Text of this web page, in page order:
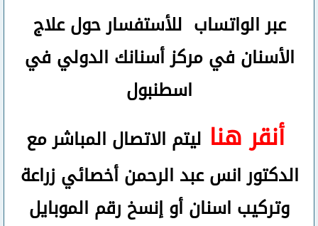
عبر الواتساب للأستفسار حول علاج
الأسنان في مركز أسنانك الدولي في
اسطنبول
أنقر هنا ليتم الاتصال المباشر مع
الدكتور انس عبد الرحمن أخصائي زراعة
وتركيب اسنانأوإنسخ رقم الموبايل